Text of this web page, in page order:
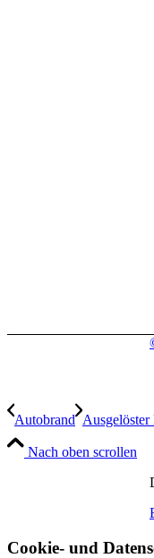
Autobrand
Nach oben scrollen
Cookie- und